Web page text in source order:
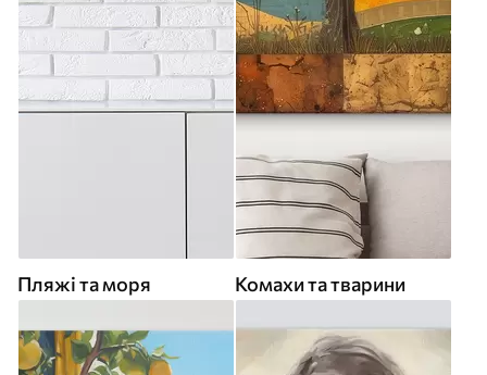
Пляжі та моря Комахи та тварини